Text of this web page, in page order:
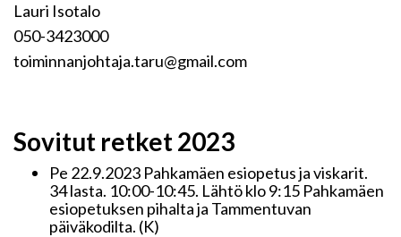
Lauri Isotalo
050-3423000
toiminnanjohtaja.taru@gmail.com
Sovitut retket 2023
Pe 22.9.2023 Pahkamäen esiopetus ja viskarit.
34 lasta. 10:00-10:45. Lähtö klo 9:15 Pahkamäen
esiopetuksen pihalta ja Tammentuvan
päiväkodilta. (K)